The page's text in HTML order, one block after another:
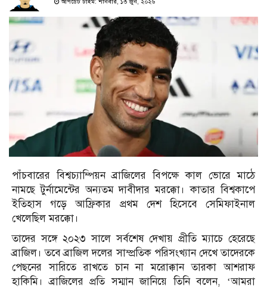
আপডেট টাইম: শনিবার, ১৩ জুন, ২০২৬
পাঁচবারের বিশ্বচ্যাম্পিয়ন ব্রাজিলের বিপক্ষে কাল ভোরে মাঠে
নামছে টুর্নামেন্টের অন্যতম দাবীদার মরক্কো। কাতার বিশ্বকাপে
ইতিহাস গড়ে আফ্রিকার প্রথম দেশ হিসেবে সেমিফাইনাল
খেলেছিল মরক্কো।
তাদের সঙ্গে ২০২৩ সালে সর্বশেষ দেখায় প্রীতি ম্যাচে হেরেছে
ব্রাজিল। তবে ব্রাজিল দলের সাম্প্রতিক পরিসংখ্যান দেখে তাদেরকে
পেছনের সারিতে রাখতে চান না মরোক্কান তারকা আশরাফ
হাকিমি। ব্রাজিলের প্রতি সম্মান জানিয়ে তিনি বলেন, ‘আমরা